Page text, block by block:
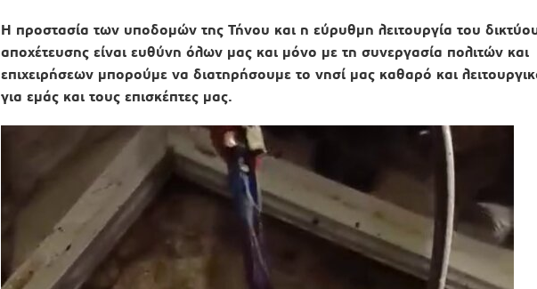
Η προστασία των υποδομών της Τήνου και η εύρυθμη λειτουργία του
αποχέτευσης είναι ευθύνη όλων μας και μόνο με τη συνεργασία πολιτών και
επιχειρήσεων μπορούμε να διατηρήσουμε το νησί μας καθαρό και
για εμάς και τους επισκέπτες μας.